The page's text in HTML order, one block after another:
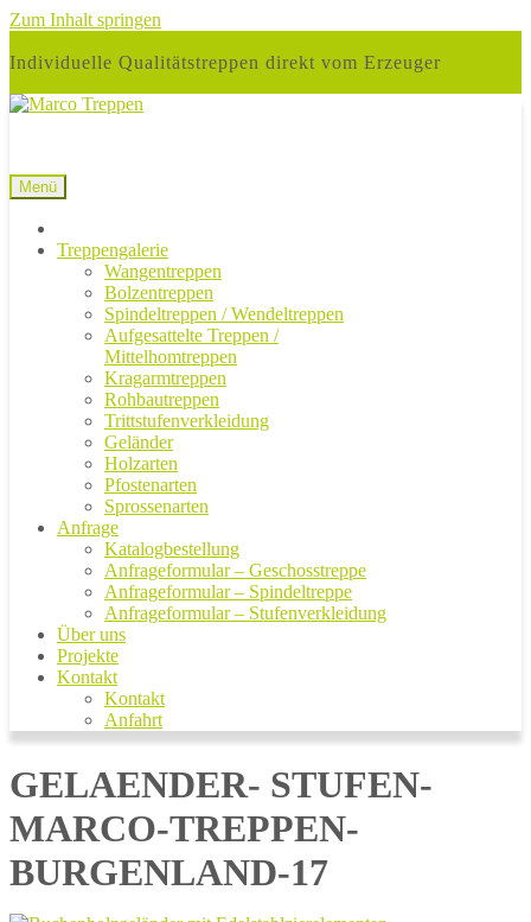
Zum Inhalt springen
Individuelle Qualitätstreppen direkt vom Erzeuger
Menü
Treppengalerie
Wangentreppen
Bolzentreppen
Spindeltreppen / Wendeltreppen
Aufgesattelte Treppen /
Mittelhomtreppen
Kragarmtreppen
Rohbautreppen
Trittstufenverkleidung
Geländer
Holzarten
Pfostenarten
Sprossenarten
Anfrage
Katalogbestellung
Anfrageformular – Geschosstreppe
Anfrageformular – Spindeltreppe
Anfrageformular – Stufenverkleidung
Über uns
Projekte
Kontakt
Kontakt
Anfahrt
GELAENDER- STUFEN-
MARCO-TREPPEN-
BURGENLAND-17